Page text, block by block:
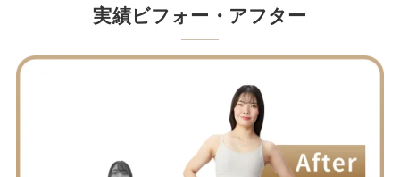
実績ビフォー・アフター